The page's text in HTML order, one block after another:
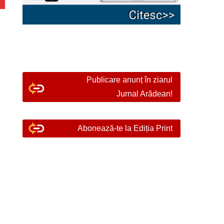
Publicare anunț în ziarul
Jurnal Arădean!
Abonează-te la Ediția Print